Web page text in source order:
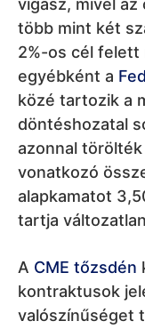
vigasz, mivel
több mint két
2%-os cél felett
egyébként a Fed
közé tartozik a
döntéshozatal
azonnal
vonatkozó
alapkamatot
tartja
A CME tőzsdén
kontraktusok
valószínűséget